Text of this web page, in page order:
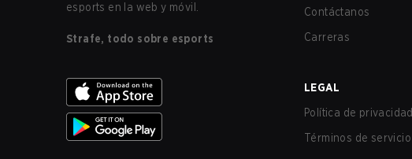
esports en la web y móvil.
Strafe, todo sobre esports
Contáctanos
Carreras
LEGAL
Política de privacidad
Términos de servicio